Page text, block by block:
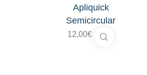
Apliquick
Semicircular
12,00€